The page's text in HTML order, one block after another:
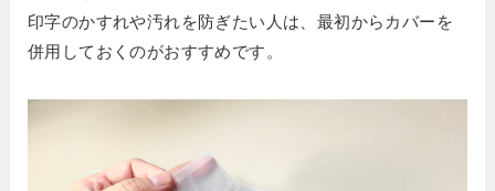
印字のかすれや汚れを防ぎたい人は、最初からカバーを
併用しておくのがおすすめです。